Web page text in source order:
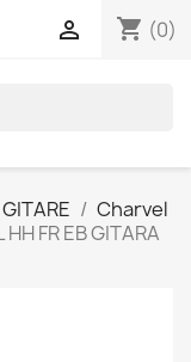
shopping_cart (0)

Charvel
FR EB GITARA